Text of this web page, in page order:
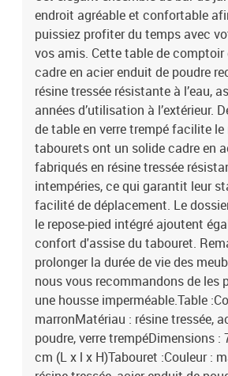
endroit agréable et confortable
puissiez profiter du temps avec
vos amis. Cette table de comptoir
cadre en acier enduit de poudre
résine tressée résistante à l’eau,
années d’utilisation à l’extérieur.
de table en verre trempé facilite
tabourets ont un solide cadre en
fabriqués en résine tressée
intempéries, ce qui garantit leur
facilité de déplacement. Le
le repose-pied intégré ajoutent
confort d'assise du tabouret.
prolonger la durée de vie des
nous vous recommandons de les
une housse imperméable.Table
marronMatériau : résine tressée,
poudre, verre trempéDimensions :
cm (L x l x H)Tabouret :Couleur :